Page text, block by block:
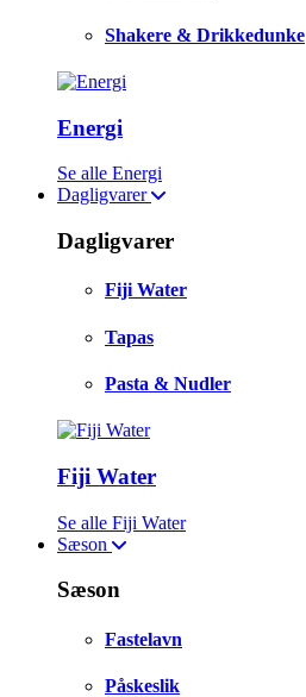
Shakere & Drikkedunke
Energi
Se alle Energi
Dagligvarer
Dagligvarer
Fiji Water
Tapas
Pasta & Nudler
Fiji Water
Se alle Fiji Water
Sæson
Sæson
Fastelavn
Påskeslik